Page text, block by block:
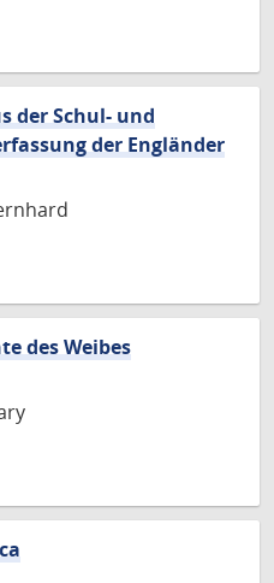
der Schul- und
der Engländer
des Weibes